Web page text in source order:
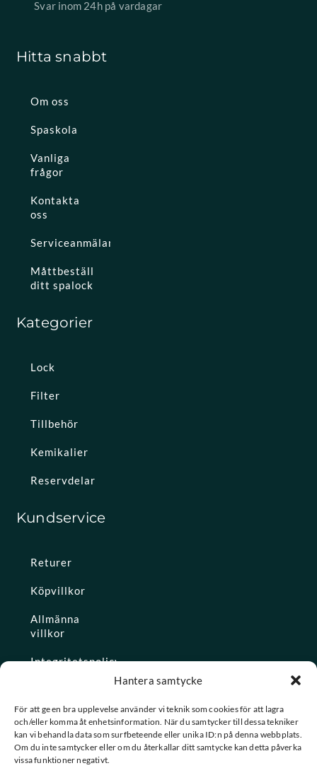
Hantera samtycke
För att ge en bra upplevelse använder vi teknik som cookies för att lagra
och/eller komma åt enhetsinformation. När du samtycker till dessa tekniker
kan vi behandla data som surfbeteende eller unika ID:n på denna webbplats.
Om du inte samtycker eller om du återkallar ditt samtycke kan detta påverka
vissa funktioner negativt.
Svar inom 24h på vardagar
Hitta snabbt
Om oss
Spaskola
Vanliga
frågor
Kontakta
oss
Serviceanmälan
Måttbeställ
ditt spalock
Kategorier
Lock
Filter
Tillbehör
Kemikalier
Reservdelar
Kundservice
Returer
Köpvillkor
Allmänna
villkor
Integritetspolicy
Konto